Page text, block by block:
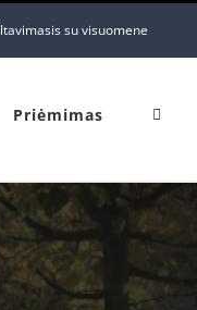
su visuomene
Priėmimas